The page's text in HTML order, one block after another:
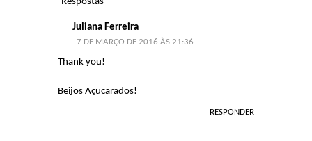
Juliana Ferreira
7 DE MARÇO DE 2016 ÀS 21:36
Thank you!
Beijos Açucarados!
RESPONDER